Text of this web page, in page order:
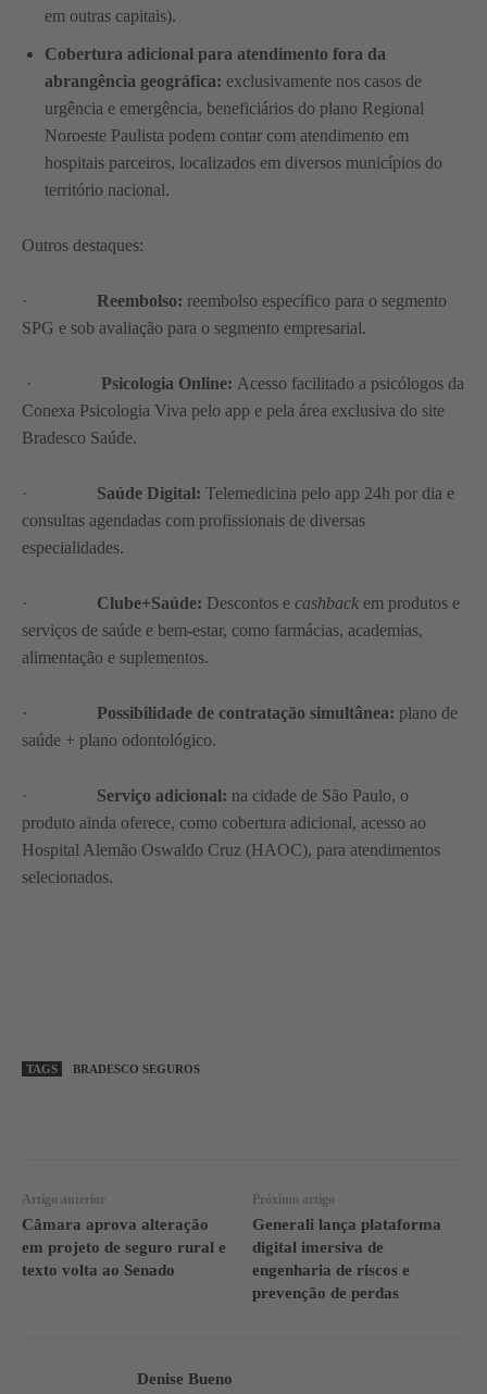
em outras capitais).
Cobertura adicional para atendimento fora da
abrangência geográfica: exclusivamente nos casos de
urgência e emergência, beneficiários do plano Regional
Noroeste Paulista podem contar com atendimento em
hospitais parceiros, localizados em diversos municípios do
território nacional.
Outros destaques:
· Reembolso: reembolso específico para o segmento
SPG e sob avaliação para o segmento empresarial.
· Psicologia Online: Acesso facilitado a psicólogos da
Conexa Psicologia Viva pelo app e pela área exclusiva do site
Bradesco Saúde.
· Saúde Digital: Telemedicina pelo app 24h por dia e
consultas agendadas com profissionais de diversas
especialidades.
· Clube+Saúde: Descontos e cashback em produtos e
serviços de saúde e bem-estar, como farmácias, academias,
alimentação e suplementos.
· Possibilidade de contratação simultânea: plano de
saúde + plano odontológico.
· Serviço adicional: na cidade de São Paulo, o
produto ainda oferece, como cobertura adicional, acesso ao
Hospital Alemão Oswaldo Cruz (HAOC), para atendimentos
selecionados.
TAGS BRADESCO SEGUROS
Artigo anterior
Câmara aprova alteração
em projeto de seguro rural e
texto volta ao Senado
Próximo artigo
Generali lança plataforma
digital imersiva de
engenharia de riscos e
prevenção de perdas
Denise Bueno